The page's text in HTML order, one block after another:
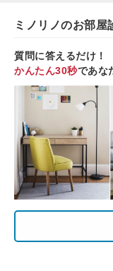
ミノリノのお部屋
質問に答えるだけ！
かんたん30秒であな